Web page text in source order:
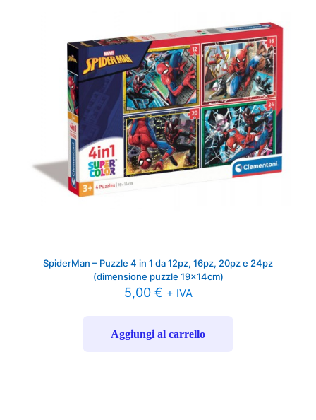
SpiderMan – Puzzle 4 in 1 da 12pz, 16pz, 20pz e 24pz
(dimensione puzzle 19x14cm)
5,00 € + IVA
Aggiungi al carrello